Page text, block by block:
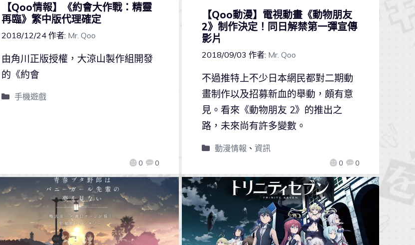
【Qoo情報】《約會大作戰：精靈
再臨》繁中版代理確定
2018/12/24 作者: Mr. Qoo
0 0
由角川正版授權，大涼山製作組開發
的《約會
手機遊戲
【Qoo動漫】電視動畫《動物朋友
2》制作決定！同日解禁第一彈宣傳
影片
2018/09/03 作者: Mr. Qoo
0 0
不過推特上不少日本網民都對二期動
畫制作以及招募新血的舉動，頗有意
見。看來《動物朋友 2》的推出之
路，未來尚有許多變數。
動漫情報 、 資訊